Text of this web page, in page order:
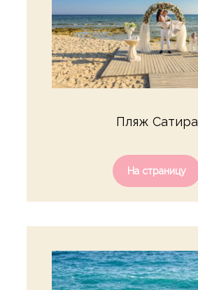
Пляж Сатира
На страницу